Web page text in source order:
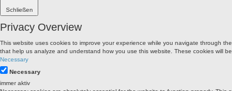
Schließen
Privacy Overview
This website uses cookies to improve your experience while you navigate through
that help us analyze and understand how you use this website. These cookies will
Necessary
Necessary
immer aktiv